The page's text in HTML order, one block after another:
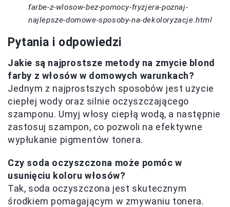
farbe-z-wlosow-bez-pomocy-fryzjera-poznaj-
najlepsze-domowe-sposoby-na-dekoloryzacje.html
Pytania i odpowiedzi
Jakie są najprostsze metody na zmycie blond
farby z włosów w domowych warunkach?
Jednym z najprostszych sposobów jest użycie
ciepłej wody oraz silnie oczyszczającego
szamponu. Umyj włosy ciepłą wodą, a następnie
zastosuj szampon, co pozwoli na efektywne
wypłukanie pigmentów tonera.
Czy soda oczyszczona może pomóc w
usunięciu koloru włosów?
Tak, soda oczyszczona jest skutecznym
środkiem pomagającym w zmywaniu tonera.